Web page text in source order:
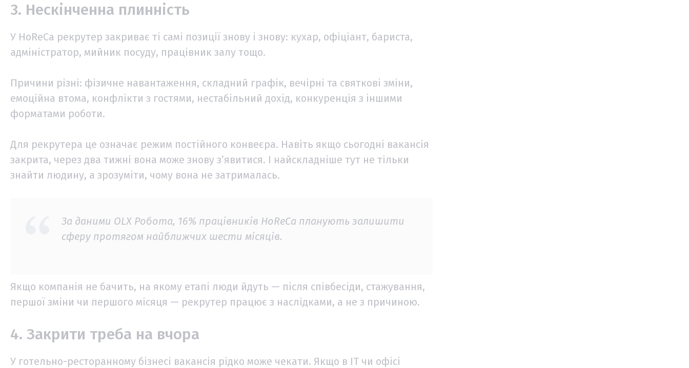
3. Нескінченна плинність
У HoReCa рекрутер закриває ті самі позиції знову і знову: кухар, офіціант, бариста,
адміністратор, мийник посуду, працівник залу тощо.
Причини різні: фізичне навантаження, складний графік, вечірні та святкові зміни,
емоційна втома, конфлікти з гостями, нестабільний дохід, конкуренція з іншими
форматами роботи.
Для рекрутера це означає режим постійного конвеєра. Навіть якщо сьогодні вакансія
закрита, через два тижні вона може знову з’явитися. І найскладніше тут не тільки
знайти людину, а зрозуміти, чому вона не затрималась.
За даними OLX Робота, 16% працівників HoReCa планують залишити
сферу протягом найближчих шести місяців.
Якщо компанія не бачить, на якому етапі люди йдуть — після співбесіди, стажування,
першої зміни чи першого місяця — рекрутер працює з наслідками, а не з причиною.
4. Закрити треба на вчора
У готельно-ресторанному бізнесі вакансія рідко може чекати. Якщо в IT чи офісі